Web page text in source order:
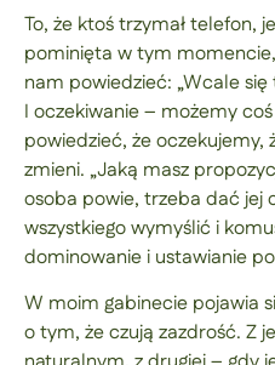
To, że ktoś trzymał telefon,
pominięta w tym
nam powiedzieć: „Wcale się
I oczekiwanie – możemy
powiedzieć, że
zmieni. „Jaką masz
osoba powie, trzeba dać jej
wszystkiego wymyślić i
dominowanie i ustawianie
W moim gabinecie pojawia
o tym, że czują zazdrość. Z